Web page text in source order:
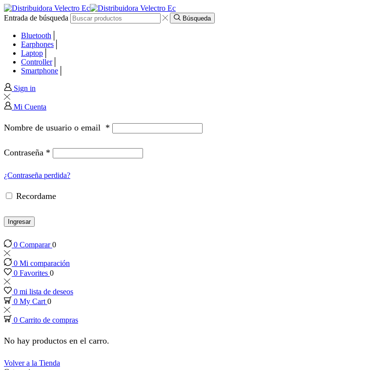
Entrada de búsqueda Búsqueda
Bluetooth
Earphones
Laptop
Controller
Smartphone
Sign in
Mi Cuenta
Nombre de usuario o email *
Contraseña *
¿Contraseña perdida?
Recordame
Ingresar
0 Comparar0
0 Mi comparación
0 Favorites 0
0 mi lista de deseos
0 My Cart 0
0 Carrito de compras
No hay productos en el carro.
Volver a la Tienda